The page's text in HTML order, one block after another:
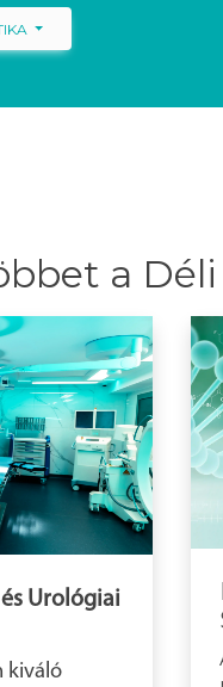
a
Urológiai
kiváló